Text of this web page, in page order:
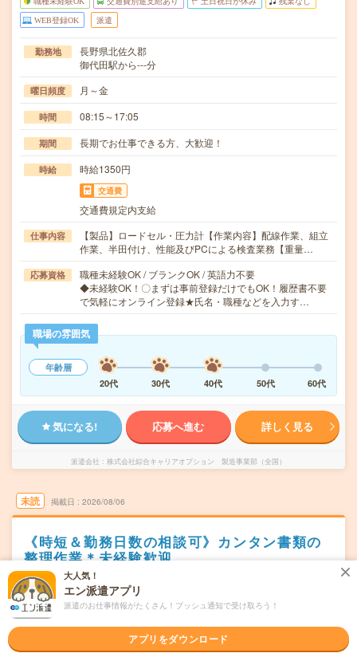
WEB登録OK 派遣
勤務地
長野県北佐久郡
御代田駅から---分
曜日頻度 月～金
時間 08:15～17:05
期間 長期でお仕事できる方、大歓迎！
時給 時給1350円
交通費
交通費規定内支給
仕事内容
【製品】ロードセル・圧力計【作業内容】配線作業、組立
作業、半田付け、性能及びPCによる検査業務【重量…
応募資格
職種未経験OK / ブランクOK / 英語力不要
◆未経験OK！〇まずは事前登録だけでもOK！履歴書不要
で気軽にオンライン登録★氏名・職種などを入力す…
職場の雰囲気
年齢層
20代
30代 40代 50代 60代
気になる! 応募へ進む 詳しく見る
派遣会社 株式会社綜合キャリアオプション 製造事業部（全国）
未読 掲載日 2026/08/06
《時短＆勤務日数の相談可》カンタン書類の
整理作業＊未経験歓迎
職種未経験OK
派遣
長野県安曇野市
穂高駅から車10分
大人気！
エン派遣アプリ
派遣のお仕事情報がたくさん！プッシュ通知で受け取ろう！
アプリをダウンロード